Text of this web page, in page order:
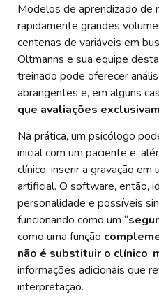
Modelos de aprendizado de
rapidamente grandes
centenas de variáveis em
Oltmanns e sua equipe
treinado pode oferecer
abrangentes e, em alguns
que avaliações
Na prática, um psicólogo
inicial com um paciente e,
clínico, inserir a gravação
artificial. O software, então,
personalidade e possíveis
funcionando como um “
como uma função
não é substituir o clínico,
informações adicionais que
interpretação.